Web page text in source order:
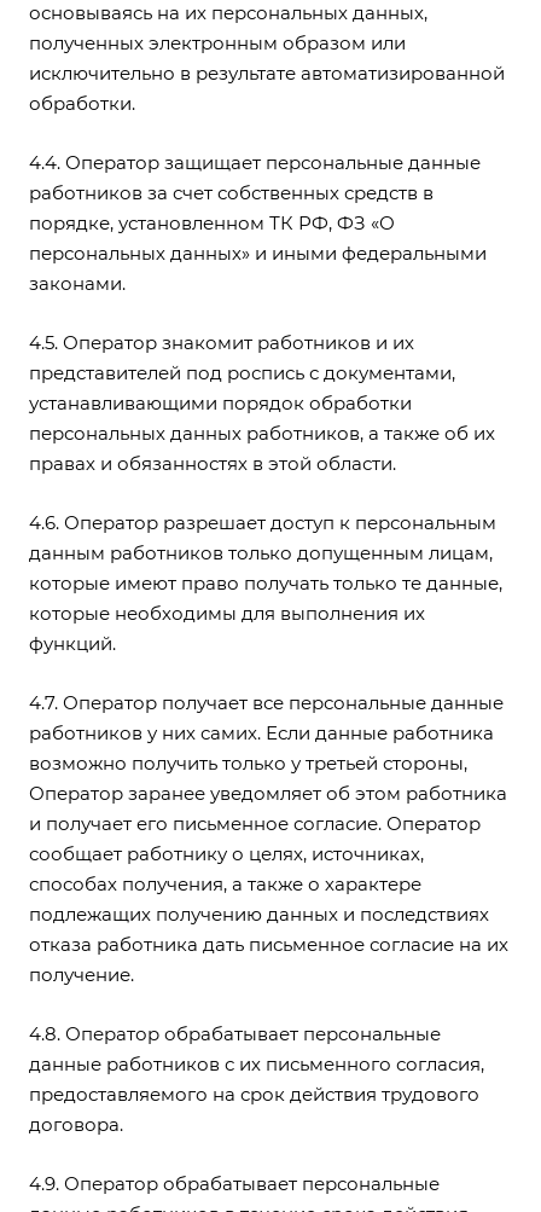
основываясь на их персональных данных,
полученных электронным образом или
исключительно в результате автоматизированной
обработки.
4.4. Оператор защищает персональные данные
работников за счет собственных средств в
порядке, установленном ТК РФ, ФЗ «О
персональных данных» и иными федеральными
законами.
4.5. Оператор знакомит работников и их
представителей под роспись с документами,
устанавливающими порядок обработки
персональных данных работников, а также об их
правах и обязанностях в этой области.
4.6. Оператор разрешает доступ к персональным
данным работников только допущенным лицам,
которые имеют право получать только те данные,
которые необходимы для выполнения их
функций.
4.7. Оператор получает все персональные данные
работников у них самих. Если данные работника
возможно получить только у третьей стороны,
Оператор заранее уведомляет об этом работника
и получает его письменное согласие. Оператор
сообщает работнику о целях, источниках,
способах получения, а также о характере
подлежащих получению данных и последствиях
отказа работника дать письменное согласие на их
получение.
4.8. Оператор обрабатывает персональные
данные работников с их письменного согласия,
предоставляемого на срок действия трудового
договора.
4.9. Оператор обрабатывает персональные